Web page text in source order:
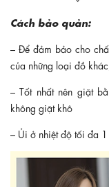
Cách bảo quản:
– Để đảm bảo cho
của những loại đồ
– Tốt nhất nên giặt
không giặt khô
– Ủi ở nhiệt độ tối đa